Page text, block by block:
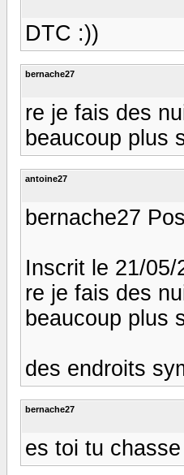
DTC :))
bernache27
re je fais des
beaucoup plus
antoine27
bernache27
Inscrit le 21/05/
re je fais des
beaucoup plus
des endroits
bernache27
es toi tu